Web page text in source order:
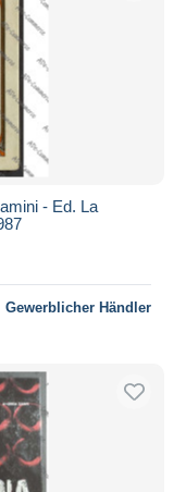
- Ed. La
Gewerblicher Händler